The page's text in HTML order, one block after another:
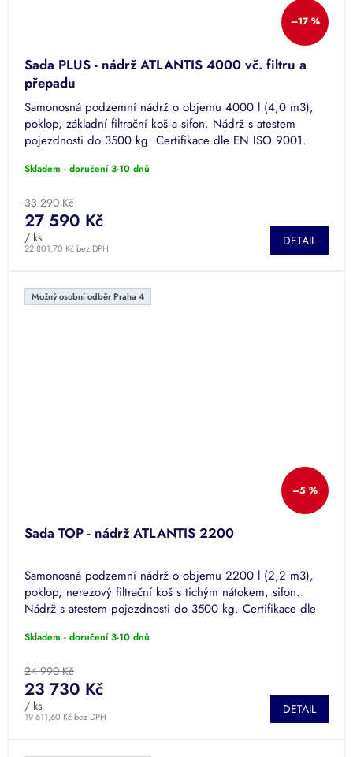
–17 %
Sada PLUS - nádrž ATLANTIS 4000 vč. filtru a
přepadu
Samonosná podzemní nádrž o objemu 4000 l (4,0 m3),
poklop, základní filtrační koš a sifon. Nádrž s atestem
pojezdnosti do 3500 kg. Certifikace dle EN ISO 9001.
Skladem - doručení 3-10 dnů
33 290 Kč
22 801,70 Kč bez DPH
27 590 Kč
/ ks DETAIL
Možný osobní odběr Praha 4
–5 %
Sada TOP - nádrž ATLANTIS 2200
Samonosná podzemní nádrž o objemu 2200 l (2,2 m3),
poklop, nerezový filtrační koš s tichým nátokem, sifon.
Nádrž s atestem pojezdnosti do 3500 kg. Certifikace dle
Skladem - doručení 3-10 dnů
24 990 Kč
19 611,60 Kč bez DPH
23 730 Kč
/ ks DETAIL